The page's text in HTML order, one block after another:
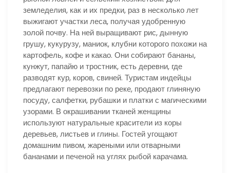
земледелия, как и их предки, раз в несколько лет
выжигают участки леса, получая удобренную
золой почву. На ней выращивают рис, дынную
грушу, кукурузу, маниок, клубни которого похожи на
картофель, кофе и какао. Они собирают бананы,
кунжут, папайю и тростник, есть деревни, где
разводят кур, коров, свиней. Туристам индейцы
предлагают перевозки по реке, продают глиняную
посуду, салфетки, рубашки и платки с магическими
узорами. В окрашивании тканей женщины
используют натуральные красители из коры
деревьев, листьев и глины. Гостей угощают
домашним пивом, жареными или отварными
бананами и печеной на углях рыбой карачама.